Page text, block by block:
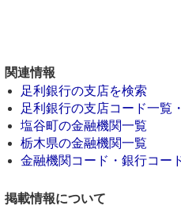
関連情報
足利銀行の支店を検索
足利銀行の支店コード一覧
塩谷町の金融機関一覧
栃木県の金融機関一覧
金融機関コード・銀行コー
掲載情報について